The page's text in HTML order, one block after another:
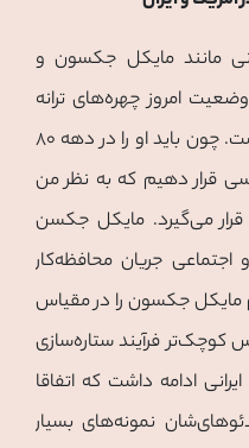
مانند مایکل جکسون و
امروز چهره‌های ترانه
ایرانی، مقایسه چندان مناسبی نیست. چون باید او را در دهه 80
قرار دهیم که به نظر من
قرار می‌گیرد. مایکل جکسن
جریان محافظه‌کار
مایکل جکسون را در مقیاس
کوچک‌تر فرآیند ستاره‌سازی
ادامه داشت که اتفاقا
نمونه‌های بسیار